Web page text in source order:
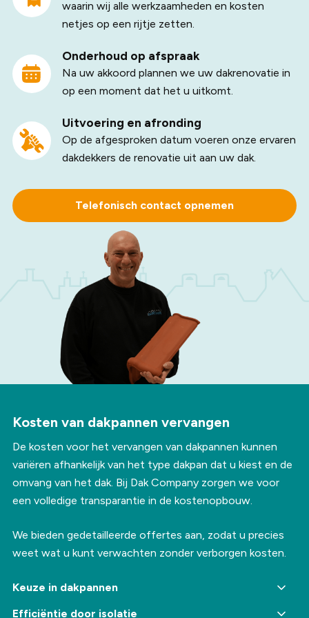
waarin wij alle werkzaamheden en kosten
netjes op een rijtje zetten.
Onderhoud op afspraak
Na uw akkoord plannen we uw dakrenovatie in
op een moment dat het u uitkomt.
Uitvoering en afronding
Op de afgesproken datum voeren onze ervaren
dakdekkers de renovatie uit aan uw dak.
Telefonisch contact opnemen
Kosten van dakpannen vervangen
De kosten voor het vervangen van dakpannen kunnen
variëren afhankelijk van het type dakpan dat u kiest en de
omvang van het dak. Bij Dak Company zorgen we voor
een volledige transparantie in de kostenopbouw.
We bieden gedetailleerde offertes aan, zodat u precies
weet wat u kunt verwachten zonder verborgen kosten.
Keuze in dakpannen
Efficiëntie door isolatie